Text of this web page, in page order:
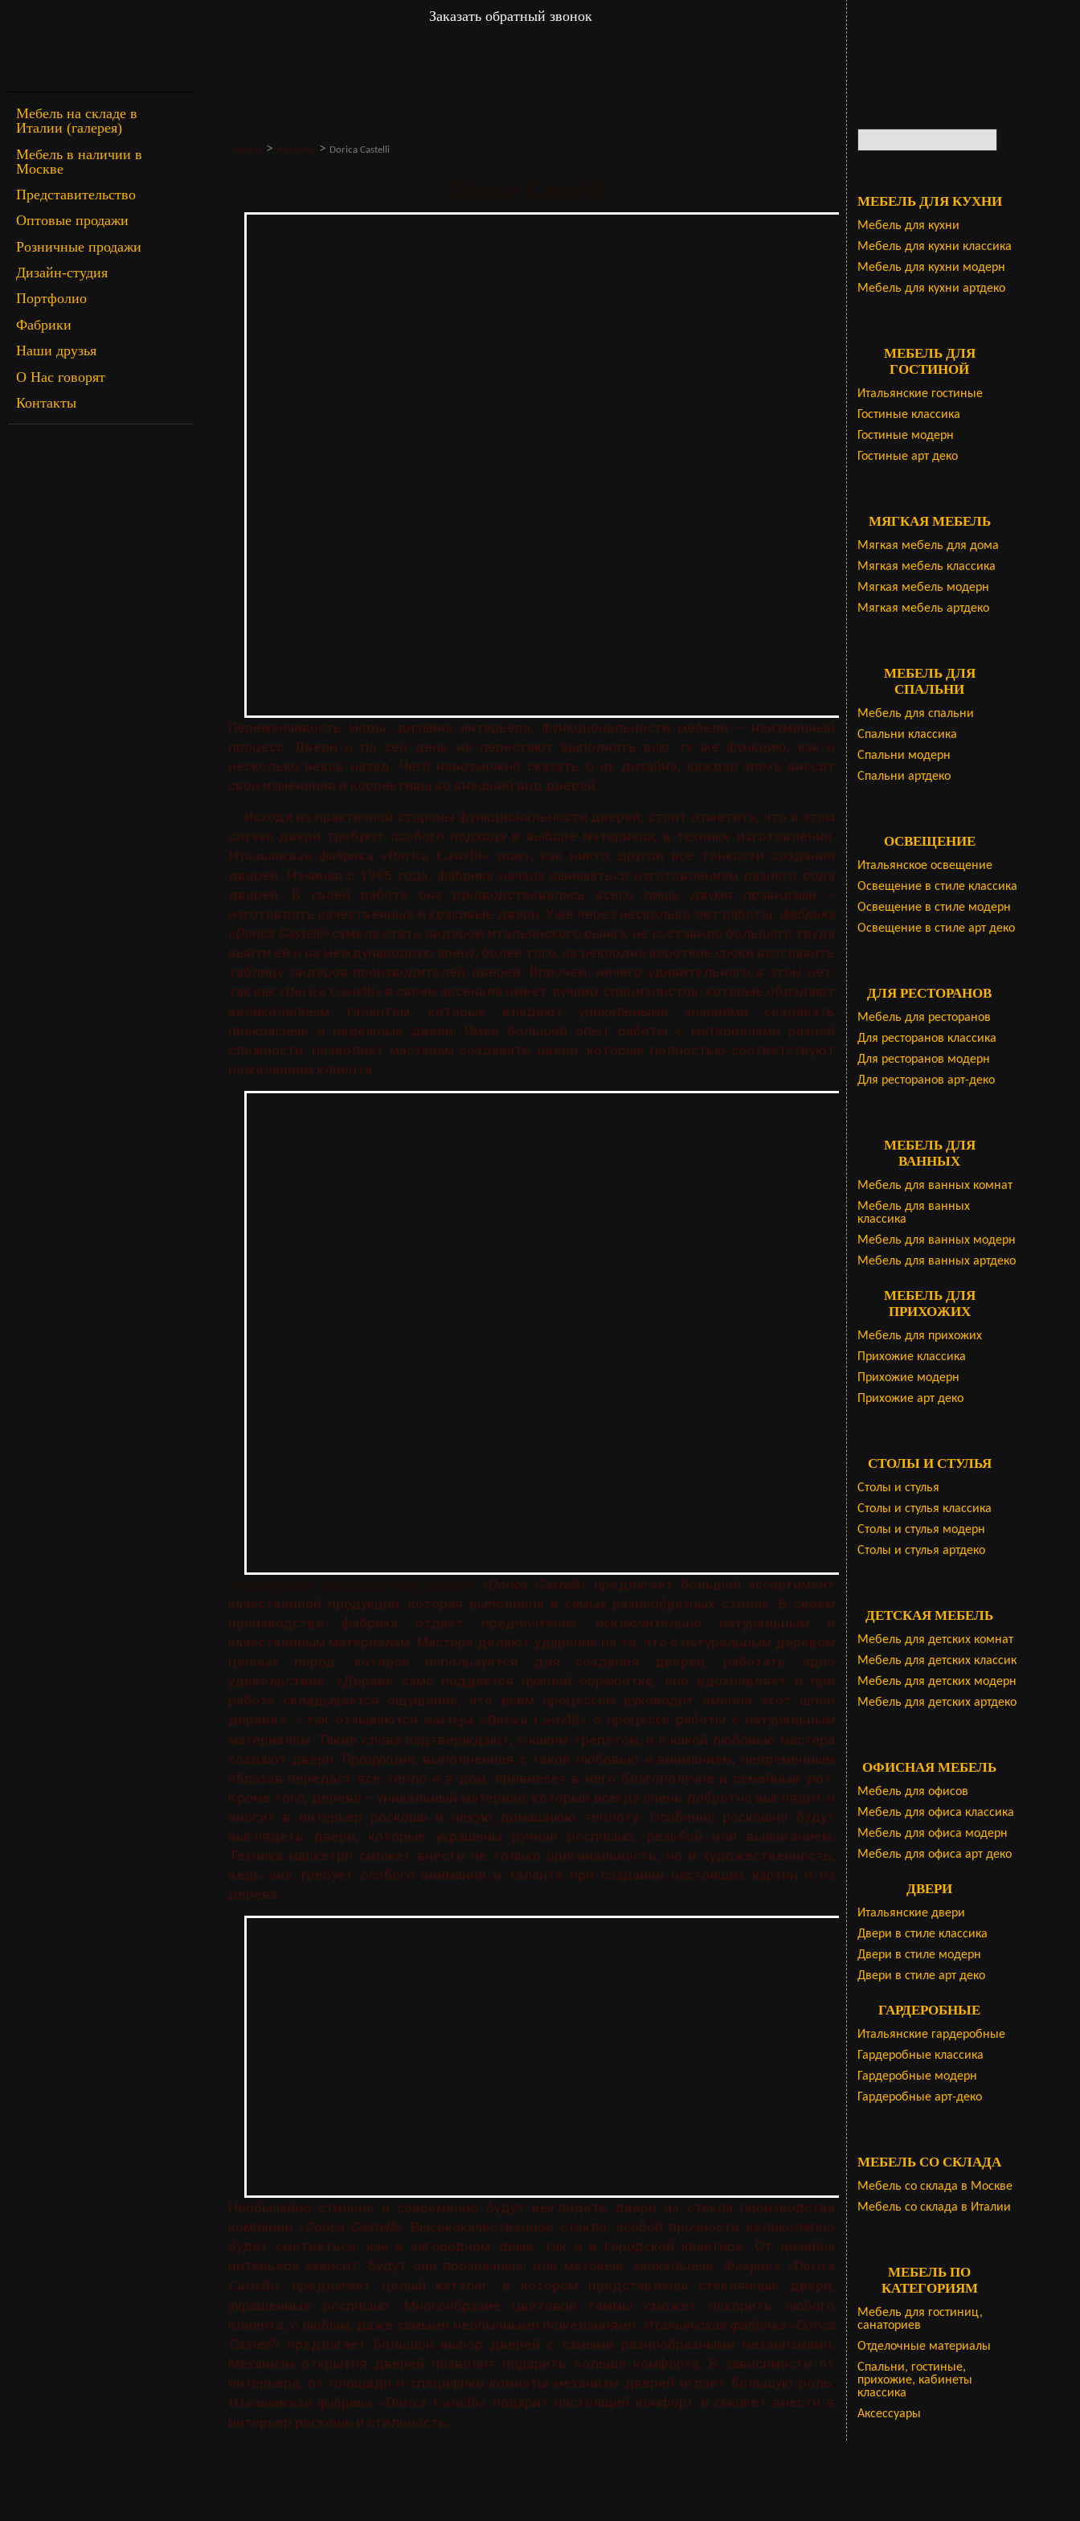
Заказать обратный звонок
Мебель на складе в
Италии (галерея)
Мебель в наличии в
Москве
Представительство
Оптовые продажи
Розничные продажи
Дизайн-студия
Портфолио
Фабрики
Наши друзья
О Нас говорят
Контакты
Главная > Фабрики > Dorica Castelli
Переменчивость моды, дизайна интерьера, функциональности мебели – неизменный
процесс. Двери и по сей день не перестают выполнять всю ту же функцию, как и
несколько веков назад. Чего невозможно сказать о их дизайне, каждая эпоха вносит
свои изменения и коррективы во внешний вид дверей.
Исходя из практичной стороны функциональности дверей, стоит отметить, что в этом
случае двери требуют особого подхода в выборе материала, в технике изготовления.
Итальянская фабрика «Dorica Castelli» знает, как никто другой все тонкости создания
дверей. Начиная с 1995 года, фабрика начала заниматься изготовлением разного рода
дверей. В своей работе она руководствовалась всего лишь двумя правилами –
изготовлять качественные и красивые двери. Уже через несколько лет работы, фабрика
«Dorica Castelli»сумела стать лидером итальянского рынка, не составило большого труда
выйти ей и на международную арену, более того, за рекордно короткие сроки возглавить
таблицу лидеров-производителей дверей. Впрочем, ничего удивительного в этом нет,
так как «Dorica Castelli» в своем арсенала имеет лучших специалистов, которые обладают
великолепным талантом, которые владеют уникальными знаниями создавать
прекрасные и надежные двери. Имея большой опыт работы с материалами разной
сложности, позволяет мастерам создавать двери, которые полностью соответствуют
пожеланиям клиента.
«Dorica Castelli» предлагает большой ассортимент
качественной продукции, которая выполнена в самых разнообразных стилях. В своем
производстве фабрика отдает предпочтение исключительно натуральным и
качественным материалам. Мастера делают ударение на то, что с натуральным деревом
ценных пород, которое используется для создания дверей, работать одно
удовольствие. «Дерево само поддается нужной обраюотке, оно вдохновляет и при
работе складывается ощущение, что всем процессом руководит именно этот шпон
дерева.» – так отзываются мастера «Dorica Castelli» о процессе работы с натуральным
материалом. Такие слова подтверждают, с каким трепетом, и с какой любовью мастера
создают двери. Продукция, выполненная с такой любовью и вниманием, непременным
образов передаст все тепло и в дом, привнесет в него благополучие и семейный уют.
Кроме того, дерево – уникальный материал, который всегда очень добротно выглядит и
вносит в интерьер роскошь и некую домашнюю теплоту. Особенно роскошно будут
выглядеть двери, которые украшены ручной росписью, резьбой или выжиганием.
Техника маркетри сможет внести не только оригинальность, но и художественность,
ведь она требует особого внимания и таланта при создании настоящих картин и из
дерева.
Необычайно стильно и современно будут выглядеть двери из стекла производства
компании «Dorica Castelli». Высококачественное стекло, особой прочности великолепно
будет смотреться, как в загородном доме, так и в городской квартире. От дизайна
интерьера зависит: будут они прозрачные, или матовые, зеркальные. Фабрика «Dorica
Castelli»
предлагает целый каталог, в котором представлены стеклянные двери,
украшенные росписью. Многообразие цветовой гаммы сможет покорить любого
клиента, с любым, даже самыми необычными пожеланиями. Итальянская фабрика «Dorica
Castelli»предлагает большой выбор дверей с самыми разнообразными механизмами.
Механизм открытия дверей позволит подарить больше комфорта. В зависимости от
интерьера, от площади и специфики комнаты механизм дверей играет большую роль.
Итальянская фабрика «Dorica Castelli» подарит настоящий комфорт и сможет внести в
интерьер роскошь и стильность.
МЕБЕЛЬ ДЛЯ КУХНИ
Мебель для кухни
Мебель для кухни классика
Мебель для кухни модерн
Мебель для кухни артдеко
МЕБЕЛЬ ДЛЯ
ГОСТИНОЙ
Итальянские гостиные
Гостиные классика
Гостиные модерн
Гостиные арт деко
МЯГКАЯ МЕБЕЛЬ
Мягкая мебель для дома
Мягкая мебель классика
Мягкая мебель модерн
Мягкая мебель артдеко
МЕБЕЛЬ ДЛЯ
СПАЛЬНИ
Мебель для спальни
Cпальни классика
Спальни модерн
Спальни артдеко
ОСВЕЩЕНИЕ
Итальянское освещение
Освещение в стиле классика
Освещение в стиле модерн
Освещение в стиле арт деко
ДЛЯ РЕСТОРАНОВ
Мебель для ресторанов
Для ресторанов классика
Для ресторанов модерн
Для ресторанов арт-деко
МЕБЕЛЬ ДЛЯ
ВАННЫХ
Мебель для ванных комнат
Мебель для ванных
классика
Мебель для ванных модерн
Мебель для ванных артдеко
МЕБЕЛЬ ДЛЯ
ПРИХОЖИХ
Мебель для прихожих
Прихожие классика
Прихожие модерн
Прихожие арт деко
СТОЛЫ И СТУЛЬЯ
Столы и стулья
Столы и стулья классика
Столы и стулья модерн
Столы и стулья артдеко
ДЕТСКАЯ МЕБЕЛЬ
Мебель для детских комнат
Мебель для детских классик
Мебель для детских модерн
Мебель для детских артдеко
ОФИСНАЯ МЕБЕЛЬ
Мебель для офисов
Мебель для офиса классика
Мебель для офиса модерн
Мебель для офиса арт деко
ДВЕРИ
Итальянские двери
Двери в стиле классика
Двери в стиле модерн
Двери в стиле арт деко
ГАРДЕРОБНЫЕ
Итальянские гардеробные
Гардеробные классика
Гардеробные модерн
Гардеробные арт-деко
МЕБЕЛЬ СО СКЛАДА
Мебель со склада в Москве
Мебель со склада в Италии
МЕБЕЛЬ ПО
КАТЕГОРИЯМ
Мебель для гостиниц,
санаториев
Отделочные материалы
Спальни, гостиные,
прихожие, кабинеты
классика
Аксессуары